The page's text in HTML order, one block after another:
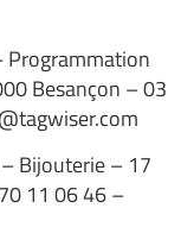
Programmation
Besançon – 03
– Bijouterie – 17
11 06 46 –